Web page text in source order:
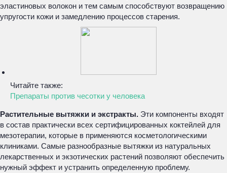
эластиновых волокон и тем самым способствуют возвращению
упругости кожи и замедлению процессов старения.
Читайте также:
Препараты против чесотки у человека
Растительные вытяжки и экстракты. Эти компоненты входят
в состав практически всех сертифицированных коктейлей для
мезотерапии, которые в применяются косметологическими
клиниками. Самые разнообразные вытяжки из натуральных
лекарственных и экзотических растений позволяют обеспечить
нужный эффект и устранить определенную проблему.